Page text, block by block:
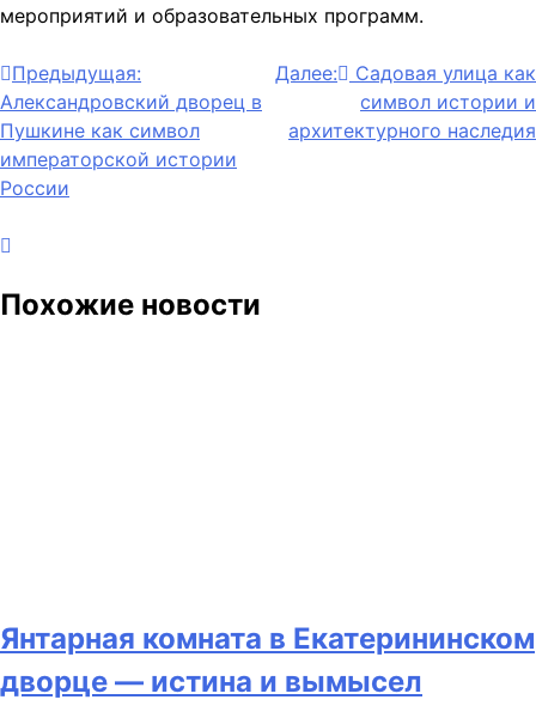
мероприятий и образовательных программ.
Навигация
по
записям
Предыдущая:
Александровский дворец в
Пушкине как символ
императорской истории
России
Далее:
Садовая улица как
символ истории и
архитектурного наследия
Похожие новости
Янтарная комната в Екатерининском
дворце — истина и вымысел